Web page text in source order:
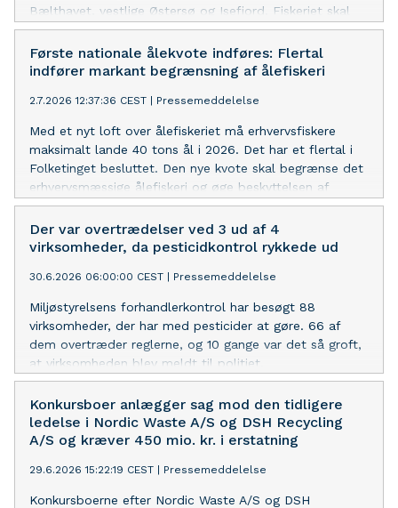
Bælthavet, vestlige Østersø og Isefjord. Fiskeriet skal
ophøre senest 30. september 2034, men ministeren vil
undersøge, om det kan udfases markant hurtigere.
Første nationale ålekvote indføres: Flertal
indfører markant begrænsning af ålefiskeri
2.7.2026 12:37:36 CEST Pressemeddelelse
Med et nyt loft over ålefiskeriet må erhvervsfiskere
maksimalt lande 40 tons ål i 2026. Det har et flertal i
Folketinget besluttet. Den nye kvote skal begrænse det
erhvervsmæssige ålefiskeri og øge beskyttelsen af
ålebestanden. Samtidig prioriteres fem mio. kroner til
udsætning af ål i 2027.
Der var overtrædelser ved 3 ud af 4
virksomheder, da pesticidkontrol rykkede ud
30.6.2026 06:00:00 CEST Pressemeddelelse
Miljøstyrelsens forhandlerkontrol har besøgt 88
virksomheder, der har med pesticider at gøre. 66 af
dem overtræder reglerne, og 10 gange var det så groft,
at virksomheden blev meldt til politiet.
Konkursboer anlægger sag mod den tidligere
ledelse i Nordic Waste A/S og DSH Recycling
A/S og kræver 450 mio. kr. i erstatning
29.6.2026 15:22:19 CEST Pressemeddelelse
Konkursboerne efter Nordic Waste A/S og DSH